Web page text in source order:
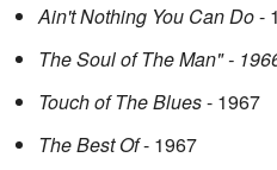
Ain't Nothing You Can Do-
The Soul of The Man" -
Touch of The Blues- 1967
The Best Of- 1967